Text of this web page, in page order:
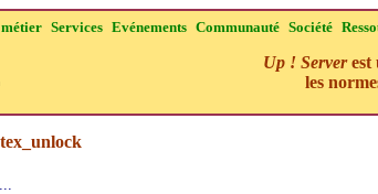
Services Evénements Communauté Société
Up ! Serverest
les